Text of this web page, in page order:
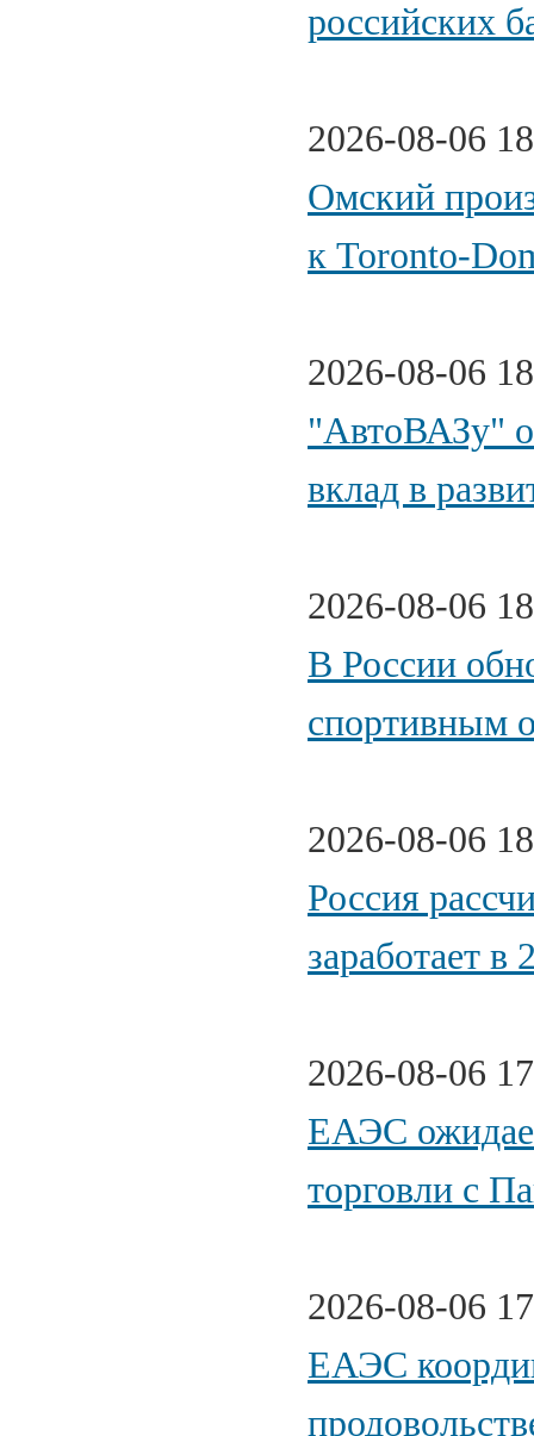
российских
2026-08-06
Омский
к Toronto-
2026-08-06
"АвтоВАЗу"
вклад в
2026-08-06
В России
спортивным
2026-08-06
Россия
заработает в
2026-08-06
ЕАЭС
торговли с
2026-08-06
ЕАЭС